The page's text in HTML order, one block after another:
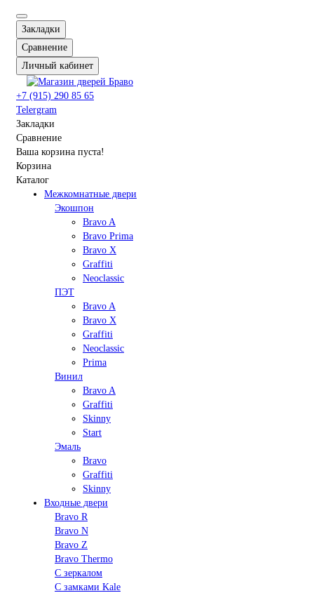
Закладки
Сравнение
Личный кабинет
+7 (915) 290 85 65
Telergram
Закладки
Сравнение
Ваша корзина пуста!
Корзина
Каталог
Межкомнатные двери
Экошпон
Bravo A
Bravo Prima
Bravo X
Graffiti
Neoclassic
ПЭТ
Bravo A
Bravo X
Graffiti
Neoclassic
Prima
Винил
Bravo A
Graffiti
Skinny
Start
Эмаль
Bravo
Graffiti
Skinny
Входные двери
Bravo R
Bravo N
Bravo Z
Bravo Thermo
С зеркалом
С замками Kale